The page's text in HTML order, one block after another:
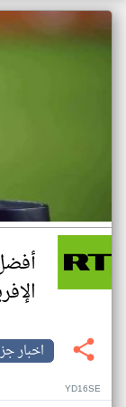
اخبار
YD16SE